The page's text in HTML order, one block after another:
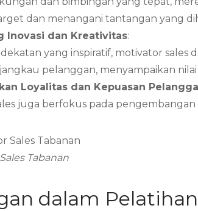
dan menangani tantangan yang
Inovasi dan Kreativitas:
yang inspiratif, motivator
pelanggan, menyampaikan
Loyalitas dan Kepuasan
juga berfokus pada
Tabanan
dalam Pelatihan